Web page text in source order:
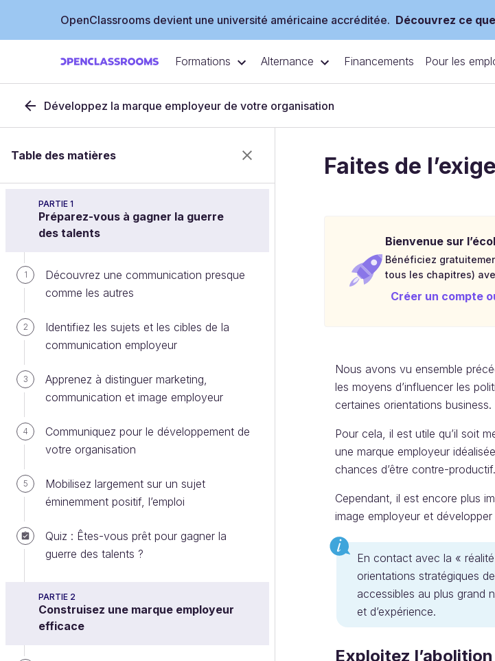
OpenClassrooms devient une université américaine accréditée. Découvrez ce
Formations Alternance Financements Pour les
Développez la marque employeur de votre organisation
Table des matières
PARTIE 1
Préparez-vous à gagner la guerre
des talents
1
Découvrez une communication presque
comme les autres
2
Identifiez les sujets et les cibles de la
communication employeur
3
Apprenez à distinguer marketing,
communication et image employeur
4
Communiquez pour le développement de
votre organisation
5
Mobilisez largement sur un sujet
éminemment positif, l’emploi
Quiz : Êtes-vous prêt pour gagner la
guerre des talents ?
PARTIE 2
Construisez une marque employeur
efficace
Faites de
Bienvenue sur
Bénéficiez
tous les chapitres)
Créer un compte
Nous avons vu ensemble
les moyens d’influencer les
certaines orientations business.
Pour cela, il est utile qu’il soit
une marque employeur
chances d’être contre-productif.
Cependant, il est encore plus
image employeur et
En contact avec la «
orientations stratégiques
accessibles au plus grand
et d’expérience.
Exploitez